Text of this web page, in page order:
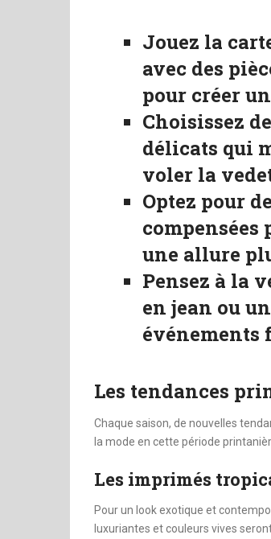
Jouez la
avec des
pour créer
Choisissez
délicats qui
voler la
Optez pour
une allure
Pensez à la
en jean ou
événements
Les tendances
Chaque saison, de nouvelles
la mode en cette période
Les imprimés
Pour un look exotique et
luxuriantes et couleurs vives